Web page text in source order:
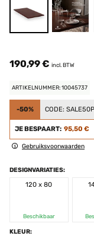
190,99 € incl. BTW
ARTIKELNUMMER: 10045737
-50% CODE: SALE50P
JE BESPAART: 95,50 €
Gebruiksvoorwaarden
DESIGNVARIATIES:
120 x 80
Beschikbaar
KLEUR: